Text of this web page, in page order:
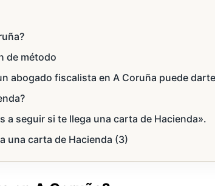
de método
abogado fiscalista en A Coruña puede darte
a seguir si te llega una carta de Hacienda».
una carta de Hacienda (3)